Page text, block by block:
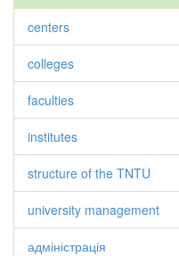
centers
colleges
faculties
institutes
structure of the TNTU
university management
адміністрація